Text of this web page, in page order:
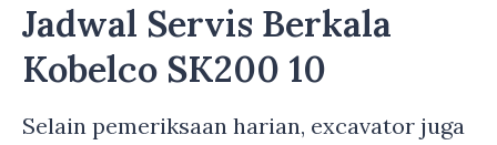
Jadwal Servis Berkala
Kobelco SK200 10
Selain pemeriksaan harian, excavator juga